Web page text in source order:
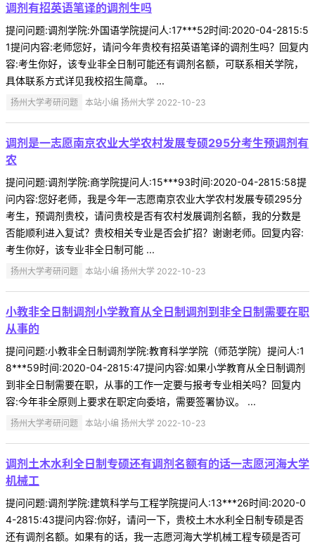
调剂有招英语笔译的调剂生吗
提问问题:调剂学院:外国语学院提问人:17***52时间:2020-04-2815:5
1提问内容:老师您好，请问今年贵校有招英语笔译的调剂生吗？回复内
容:考生你好，该专业非全日制可能还有调剂名额，可联系相关学院，
具体联系方式详见我校招生简章。 ...
扬州大学考研问题 本站小编 扬州大学 2022-10-23
调剂是一志愿南京农业大学农村发展专硕295分考生预调剂有
农
提问问题:调剂学院:商学院提问人:15***93时间:2020-04-2815:58提
问内容:您好老师，我是今年一志愿南京农业大学农村发展专硕295分
考生，预调剂贵校，请问贵校是否有农村发展调剂名额，我的分数是
否能顺利进入复试？贵校相关专业是否会扩招？谢谢老师。回复内容:
考生你好，该专业非全日制可能 ...
扬州大学考研问题 本站小编 扬州大学 2022-10-23
小教非全日制调剂小学教育从全日制调剂到非全日制需要在职
从事的
提问问题:小教非全日制调剂学院:教育科学学院（师范学院）提问人:1
8***59时间:2020-04-2815:47提问内容:如果小学教育从全日制调剂
到非全日制需要在职，从事的工作一定要与报考专业相关吗？回复内
容:今年非全原则上要求在职定向委培，需要签署协议。 ...
扬州大学考研问题 本站小编 扬州大学 2022-10-23
调剂土木水利全日制专硕还有调剂名额有的话一志愿河海大学
机械工
提问问题:调剂学院:建筑科学与工程学院提问人:13***26时间:2020-0
4-2815:43提问内容:你好，请问一下，贵校土木水利全日制专硕是否
还有调剂名额。如果有的话，我一志愿河海大学机械工程专硕是否可